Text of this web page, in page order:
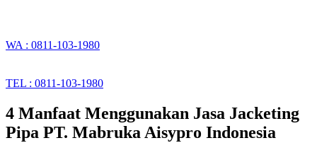
WA : 0811-103-1980
TEL : 0811-103-1980
4 Manfaat Menggunakan Jasa Jacketing
Pipa PT. Mabruka Aisypro Indonesia